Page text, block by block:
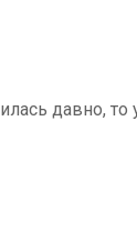
давно,